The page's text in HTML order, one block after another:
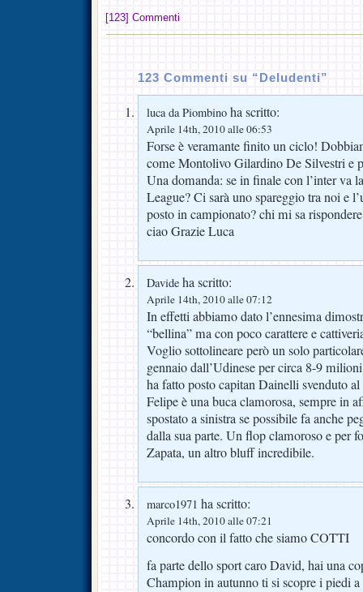
[123] Commenti
123 Commenti su “Deludenti”
luca da Piombino ha scritto:
Aprile 14th, 2010 alle 06:53
Forse è veramante finito un ciclo!
come Montolivo Gilardino De Silvestri e
Una domanda: se in finale con l’inter va
League? Ci sarà uno spareggio tra noi e
posto in campionato? chi mi sa
ciao Grazie Luca
Davide ha scritto:
Aprile 14th, 2010 alle 07:12
In effetti abbiamo dato l’ennesima
“bellina” ma con poco carattere e
Voglio sottolineare però un solo
gennaio dall’Udinese per circa 8-9
ha fatto posto capitan Dainelli svenduto
Felipe è una buca clamorosa, sempre in
spostato a sinistra se possibile fa anche
dalla sua parte. Un flop clamoroso e per
Zapata, un altro bluff incredibile.
marco1971 ha scritto:
Aprile 14th, 2010 alle 07:21
concordo con il fatto che siamo COTTI
fa parte dello sport caro David, hai una
Champion in autunno ti si scopre i piedi